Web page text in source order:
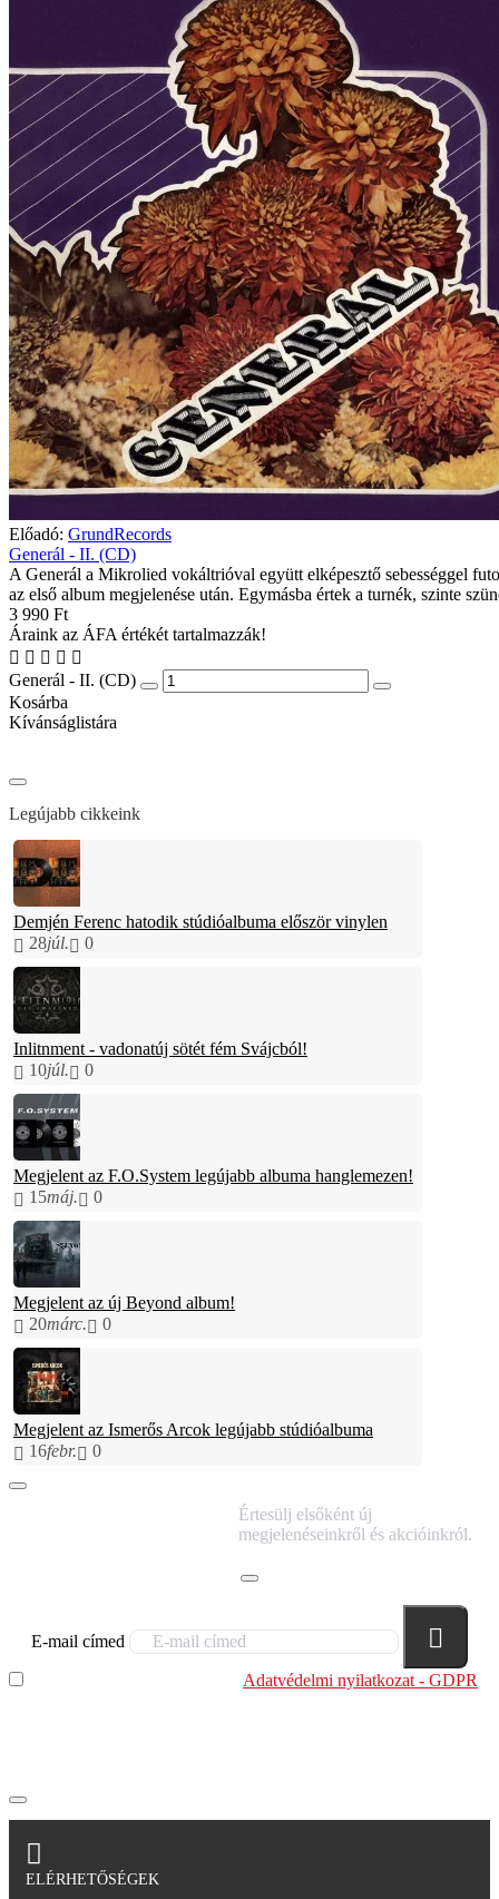
Előadó: GrundRecords
Generál - II. (CD)
A Generál a Mikrolied vokáltrióval együtt elképesztő sebességgel
az első album megjelenése után. Egymásba értek a turnék, szinte
3 990 Ft
Áraink az ÁFA értékét tartalmazzák!
Generál - II. (CD)
Kosárba
Kívánságlistára
Legújabb cikkeink
Demjén Ferenc hatodik stúdióalbuma először vinylen
28júl. 0
Inlitnment - vadonatúj sötét fém Svájcból!
10júl. 0
Megjelent az F.O.System legújabb albuma hanglemezen!
15máj. 0
Megjelent az új Beyond album!
20márc. 0
Megjelent az Ismerős Arcok legújabb stúdióalbuma
16febr. 0
Értesülj elsőként új
megjelenéseinkről és akcióinkról.
E-mail címed
Adatvédelmi nyilatkozat - GDPR
ELÉRHETŐSÉGEK